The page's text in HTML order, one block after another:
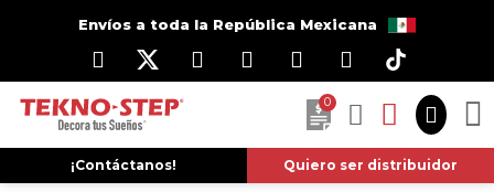
Envíos a toda la República Mexicana
0
¡Contáctanos! Quiero ser distribuidor